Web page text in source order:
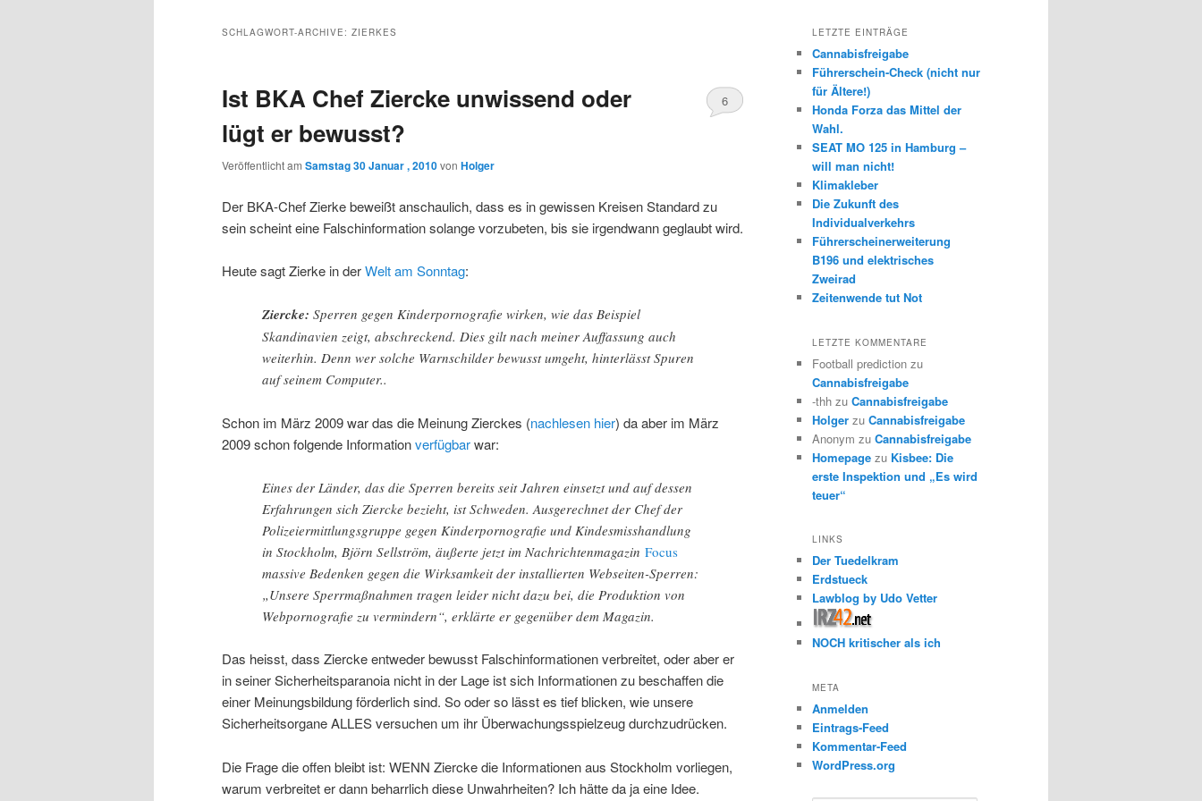
wechseln
SCHLAGWORT-ARCHIVE: ZIERKES
Ist BKA Chef Ziercke unwissend oder
lügt er bewusst?
Veröffentlicht am Samstag 30 Januar , 2010von Holger
6
Der BKA-Chef Zierke beweißt anschaulich, dass es in gewissen Kreisen Standard zu
sein scheint eine Falschinformation solange vorzubeten, bis sie irgendwann geglaubt wird.
Heute sagt Zierke in derWelt am Sonntag:
Ziercke: Sperren gegen Kinderpornografie wirken, wie das Beispiel
Skandinavien zeigt, abschreckend. Dies gilt nach meiner Auffassung auch
weiterhin. Denn wer solche Warnschilder bewusst umgeht, hinterlässt Spuren
auf seinem Computer..
Schon im März 2009 war das die Meinung Zierckes (nachlesen hier) da aber im März
2009 schon folgende Informationverfügbarwar:
Eines der Länder, das die Sperren bereits seit Jahren einsetzt und auf dessen
Erfahrungen sich Ziercke bezieht, ist Schweden. Ausgerechnet der Chef der
Polizeiermittlungsgruppe gegen Kinderpornografie und Kindesmisshandlung
in Stockholm, Björn Sellström, äußerte jetzt im Nachrichtenmagazin Focus
massive Bedenken gegen die Wirksamkeit der installierten Webseiten-Sperren:
„Unsere Sperrmaßnahmen tragen leider nicht dazu bei, die Produktion von
Webpornografie zu vermindern“, erklärte er gegenüber dem Magazin.
Das heisst, dass Ziercke entweder bewusst Falschinformationen verbreitet, oder aber er
in seiner Sicherheitsparanoia nicht in der Lage ist sich Informationen zu beschaffen die
einer Meinungsbildung förderlich sind. So oder so lässt es tief blicken, wie unsere
Sicherheitsorgane ALLES versuchen um ihr Überwachungsspielzeug durchzudrücken.
Die Frage die offen bleibt ist: WENN Ziercke die Informationen aus Stockholm vorliegen,
warum verbreitet er dann beharrlich diese Unwahrheiten? Ich hätte da ja eine Idee.
LETZTE EINTRÄGE
Cannabisfreigabe
Führerschein-Check (nicht nur
für Ältere!)
Honda Forza das Mittel der
Wahl.
SEAT MO 125 in Hamburg –
will man nicht!
Klimakleber
Die Zukunft des
Individualverkehrs
Führerscheinerweiterung
B196 und elektrisches
Zweirad
Zeitenwende tut Not
LETZTE KOMMENTARE
Football prediction zu
Cannabisfreigabe
-thh zu Cannabisfreigabe
Holger zu Cannabisfreigabe
Anonym zu Cannabisfreigabe
Homepage zu Kisbee: Die
erste Inspektion und „Es wird
teuer“
LINKS
Der Tuedelkram
Erdstueck
Lawblog by Udo Vetter
NOCH kritischer als ich
META
Anmelden
Eintrags-Feed
Kommentar-Feed
WordPress.org